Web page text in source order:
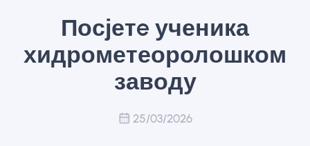
Посјетe ученика
хидрометеоролошком
заводу
25/03/2026